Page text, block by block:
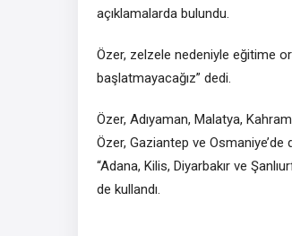
açıklamalarda bulundu.
Özer, zelzele nedeniyle eğitime
başlatmayacağız” dedi.
Özer, Adıyaman, Malatya,
Özer, Gaziantep ve Osmaniye’de
“Adana, Kilis, Diyarbakır ve
de kullandı.